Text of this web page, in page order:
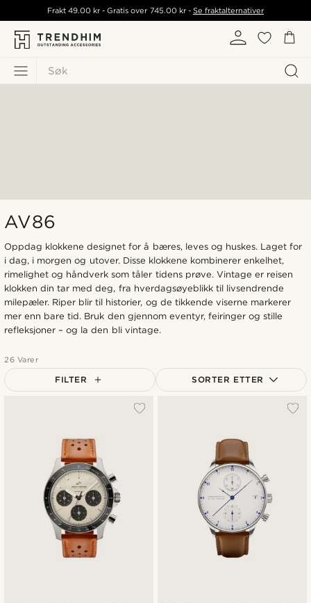
Søk
Frakt49.00 kr - Gratis over 745.00 kr- Se fraktalternativer
AV86
Oppdag klokkene designet for å bæres, leves og huskes. Laget for
i dag, i morgen og utover. Disse klokkene kombinerer enkelhet,
rimelighet og håndverk som tåler tidens prøve. Vintage er reisen
klokken din tar med deg, fra hverdagsøyeblikk til livsendrende
milepæler. Riper blir til historier, og de tikkende viserne markerer
mer enn bare tid. Bruk den gjennom eventyr, feiringer og stille
refleksjoner – og la den bli vintage.
26 Varer
FILTER SORTER ETTER
Laveste pris
Høyeste pris